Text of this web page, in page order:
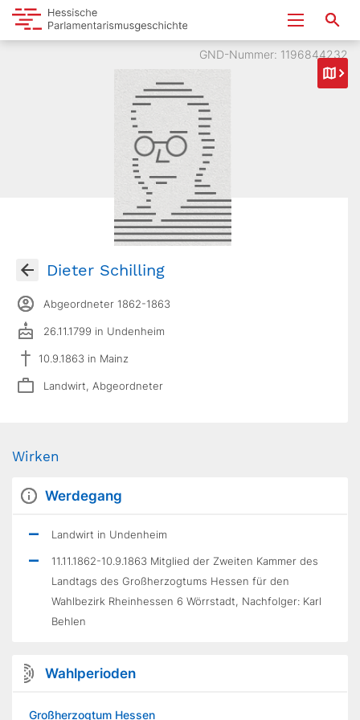
GND-Nummer: 1196844232
Dieter Schilling
Abgeordneter 1862-1863
26.11.1799 in Undenheim
10.9.1863 in Mainz
Landwirt, Abgeordneter
Wirken
Werdegang
Landwirt in Undenheim
11.11.1862-10.9.1863 Mitglied der Zweiten Kammer des
Landtags des Großherzogtums Hessen für den
Wahlbezirk Rheinhessen 6 Wörrstadt, Nachfolger: Karl
Behlen
Wahlperioden
Großherzogtum Hessen